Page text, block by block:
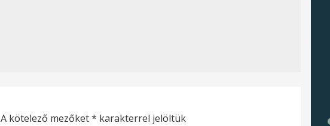
A kötelező mezőket* karakterrel jelöltük